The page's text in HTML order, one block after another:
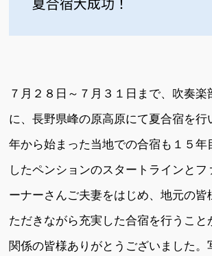
７月２８日～７月３１日まで、吹奏楽
に、長野県峰の原高原にて夏合宿を行
年から始まった当地での合宿も１５年
したペンションのスタートラインとフ
ーナーさんご夫妻をはじめ、地元の皆
ただきながら充実した合宿を行うこと
関係の皆様ありがとうございました。